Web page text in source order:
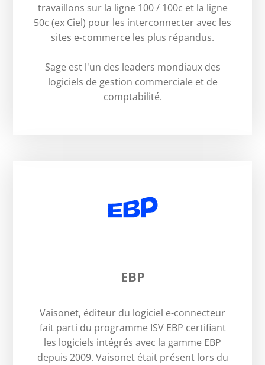
travaillons sur la ligne 100 / 100c et la ligne
50c (ex Ciel) pour les interconnecter avec les
sites e-commerce les plus répandus.
Sage est l'un des leaders mondiaux des
logiciels de gestion commerciale et de
comptabilité.
EBP
Vaisonet, éditeur du logiciel e-connecteur
fait parti du programme ISV EBP certifiant
les logiciels intégrés avec la gamme EBP
depuis 2009. Vaisonet était présent lors du